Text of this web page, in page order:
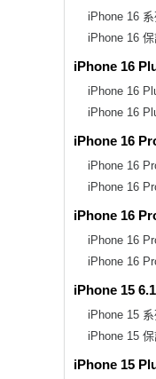
iPhone 16
iPhone 16
iPhone 16
iPhone 16
iPhone 16
iPhone 16
iPhone 16
iPhone 16
iPhone 16
iPhone 16
iPhone 16
iPhone 15
iPhone 15
iPhone 15
iPhone 15